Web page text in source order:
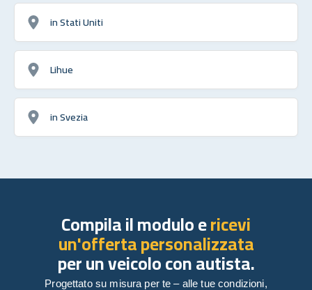
in Stati Uniti
Lihue
in Svezia
Compila il modulo ericevi
un'offerta personalizzata
per un veicolo con autista.
Progettato su misura per te – alle tue condizioni,